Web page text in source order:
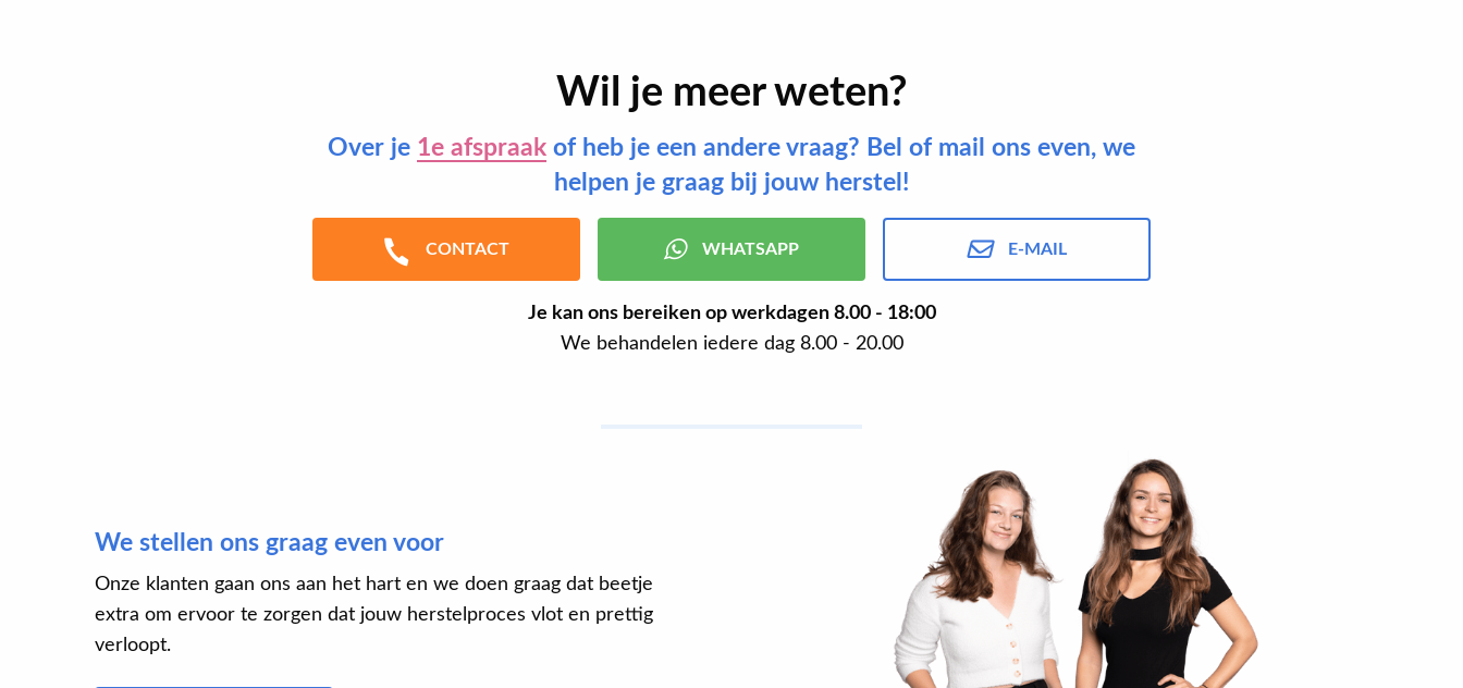
Wil je meer weten?
Over je 1e afspraak of heb je een andere vraag? Bel of mail ons even, we
helpen je graag bij jouw herstel!
CONTACT WHATSAPP E-MAIL
Je kan ons bereiken op werkdagen8.00 - 18:00
We behandelen iedere dag 8.00 - 20.00
We stellen ons graag even voor
Onze klanten gaan ons aan het hart en we doen graag dat beetje
extra om ervoor te zorgen dat jouw herstelproces vlot en prettig
verloopt.